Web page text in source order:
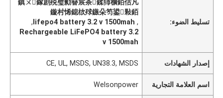
تسليط الضوء:
鎮ㄨ鎵剧殑璧勬簮宸茶鍒犻櫎銆佸凡
鏇村悕鎴栨殏鏃朵笉鍙敤銆
,
lifepo4 battery 3.2 v 1500mah
,
Rechargeable LiFePO4 battery 3.2
v 1500mah
إصدار الشهادات CE, UL, MSDS, UN38.3, MSDS
اسم العلامة التجارية Welsonpower